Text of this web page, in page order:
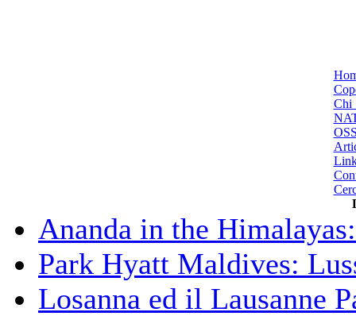
Chi
Ananda in the
Park Hyatt Maldives:
Losanna ed il Lausanne